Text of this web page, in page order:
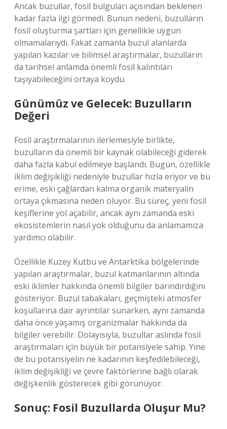
Ancak buzullar, fosil bulguları açısından beklenen
kadar fazla ilgi görmedi. Bunun nedeni, buzulların
fosil oluşturma şartları için genellikle uygun
olmamalarıydı. Fakat zamanla buzul alanlarda
yapılan kazılar ve bilimsel araştırmalar, buzulların
da tarihsel anlamda önemli fosil kalıntıları
taşıyabileceğini ortaya koydu.
Günümüz ve Gelecek: Buzulların
Değeri
Fosil araştırmalarının ilerlemesiyle birlikte,
buzulların da önemli bir kaynak olabileceği giderek
daha fazla kabul edilmeye başlandı. Bugün, özellikle
iklim değişikliği nedeniyle buzullar hızla eriyor ve bu
erime, eski çağlardan kalma organik materyalin
ortaya çıkmasına neden oluyor. Bu süreç, yeni fosil
keşiflerine yol açabilir, ancak aynı zamanda eski
ekosistemlerin nasıl yok olduğunu da anlamamıza
yardımcı olabilir.
Özellikle Kuzey Kutbu ve Antarktika bölgelerinde
yapılan araştırmalar, buzul katmanlarının altında
eski iklimler hakkında önemli bilgiler barındırdığını
gösteriyor. Buzul tabakaları, geçmişteki atmosfer
koşullarına dair ayrıntılar sunarken, aynı zamanda
daha önce yaşamış organizmalar hakkında da
bilgiler verebilir. Dolayısıyla, buzullar aslında fosil
araştırmaları için büyük bir potansiyele sahip. Yine
de bu potansiyelin ne kadarının keşfedilebileceği,
iklim değişikliği ve çevre faktörlerine bağlı olarak
değişkenlik gösterecek gibi görünüyor.
Sonuç: Fosil Buzullarda Oluşur Mu?